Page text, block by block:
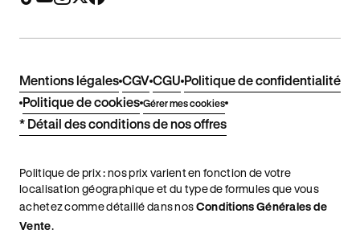
Mentions légales CGV CGU Politique de confidentialité
Politique de cookies Gérer mes cookies
* Détail des conditions de nos offres
Politique de prix : nos prix varient en fonction de votre
localisation géographique et du type de formules que vous
achetez comme détaillé dans nosConditions Générales de
Vente.